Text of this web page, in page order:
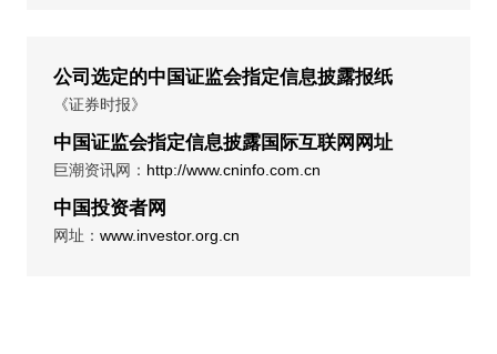
公司选定的中国证监会指定信息披露报纸
《证券时报》
中国证监会指定信息披露国际互联网网址
巨潮资讯网： http://www.cninfo.com.cn
中国投资者网
网址： www.investor.org.cn